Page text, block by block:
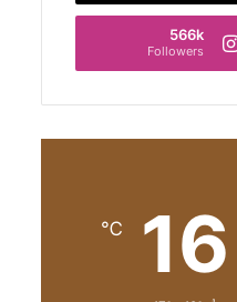
566k
Followers
16
℃